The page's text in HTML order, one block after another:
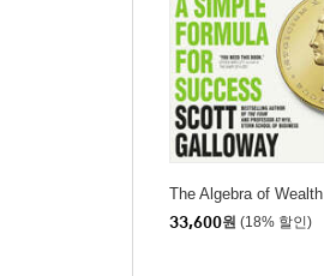
The Algebra of Wealth
33,600원 (18% 할인)